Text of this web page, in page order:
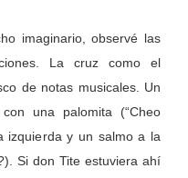
imaginario, observé las
La cruz como el
de notas musicales. Un
una palomita (“Cheo
izquierda y un salmo a la
Si don Tite estuviera ahí